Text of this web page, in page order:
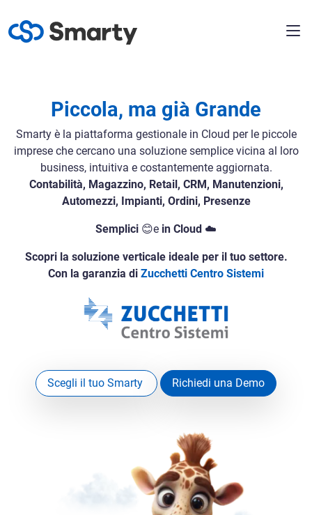
Piccola, ma già Grande
Smarty è la piattaforma gestionale in Cloud per le piccole
imprese che cercano una soluzione semplice vicina al loro
business, intuitiva e costantemente aggiornata.
Contabilità, Magazzino, Retail, CRM, Manutenzioni,
Automezzi, Impianti, Ordini, Presenze
Semplici 😊e in Cloud ☁️
Scopri la soluzione verticale ideale per il tuo settore.
Con la garanzia di Zucchetti Centro Sistemi
Scegli il tuo Smarty Richiedi una Demo